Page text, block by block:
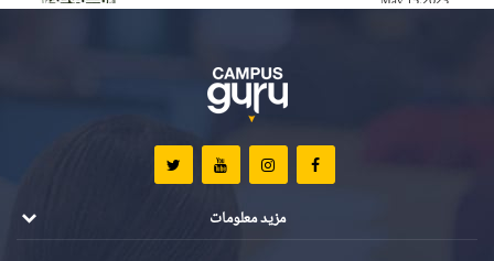
جماعت کے امتحان میں ریکارڈ توڑ کامیابی
بھارت میں امتحانی نتائج کا دبائو 6 طلبہ کی
مزید معلومات